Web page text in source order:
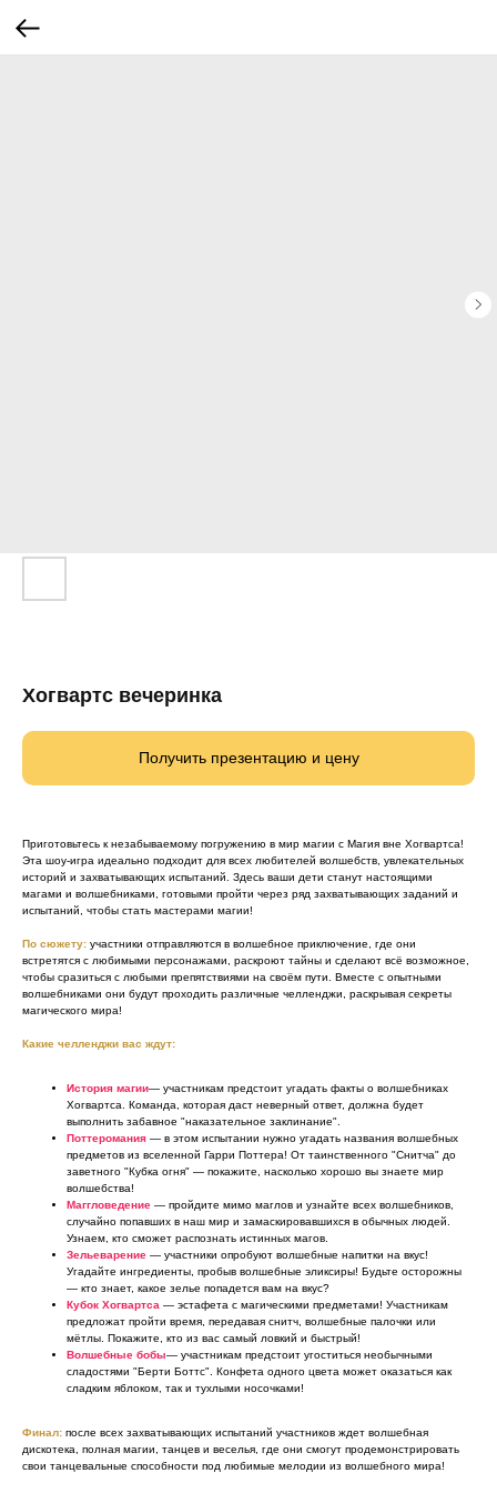
Хогвартс вечеринка
Получить презентацию и цену
Приготовьтесь к незабываемому погружению в мир магии с Магия вне Хогвартса!
Эта шоу-игра идеально подходит для всех любителей волшебств, увлекательных
историй и захватывающих испытаний. Здесь ваши дети станут настоящими
магами и волшебниками, готовыми пройти через ряд захватывающих заданий и
испытаний, чтобы стать мастерами магии!
По сюжету: участники отправляются в волшебное приключение, где они
встретятся с любимыми персонажами, раскроют тайны и сделают всё возможное,
чтобы сразиться с любыми препятствиями на своём пути. Вместе с опытными
волшебниками они будут проходить различные челленджи, раскрывая секреты
магического мира!
Какие челленджи вас ждут:
История магии— участникам предстоит угадать факты о волшебниках
Хогвартса. Команда, которая даст неверный ответ, должна будет
выполнить забавное "наказательное заклинание".
Поттеромания — в этом испытании нужно угадать названия волшебных
предметов из вселенной Гарри Поттера! От таинственного "Снитча" до
заветного "Кубка огня" — покажите, насколько хорошо вы знаете мир
волшебства!
Маггловедение — пройдите мимо маглов и узнайте всех волшебников,
случайно попавших в наш мир и замаскировавшихся в обычных людей.
Узнаем, кто сможет распознать истинных магов.
Зельеварение — участники опробуют волшебные напитки на вкус!
Угадайте ингредиенты, пробыв волшебные эликсиры! Будьте осторожны
— кто знает, какое зелье попадется вам на вкус?
Кубок Хогвартса — эстафета с магическими предметами! Участникам
предложат пройти время, передавая снитч, волшебные палочки или
мётлы. Покажите, кто из вас самый ловкий и быстрый!
Волшебные бобы— участникам предстоит угоститься необычными
сладостями "Берти Боттс". Конфета одного цвета может оказаться как
сладким яблоком, так и тухлыми носочками!
Финал: после всех захватывающих испытаний участников ждет волшебная
дискотека, полная магии, танцев и веселья, где они смогут продемонстрировать
свои танцевальные способности под любимые мелодии из волшебного мира!